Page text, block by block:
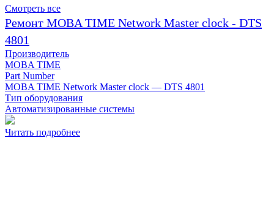
Смотреть все
Ремонт MOBA TIME Network Master clock - DTS
4801
Производитель
MOBA TIME
Part Number
MOBA TIME Network Master clock — DTS 4801
Тип оборудования
Автоматизированные системы
Читать подробнее